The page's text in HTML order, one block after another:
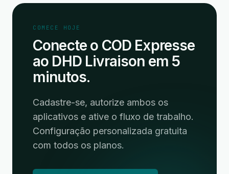
COMECE HOJE
Conecte o COD Expresse
ao DHD Livraison em 5
minutos.
Cadastre-se, autorize ambos os
aplicativos e ative o fluxo de trabalho.
Configuração personalizada gratuita
com todos os planos.